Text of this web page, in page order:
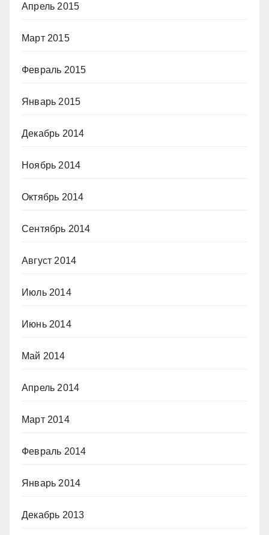
Апрель 2015
Март 2015
Февраль 2015
Январь 2015
Декабрь 2014
Ноябрь 2014
Октябрь 2014
Сентябрь 2014
Август 2014
Июль 2014
Июнь 2014
Май 2014
Апрель 2014
Март 2014
Февраль 2014
Январь 2014
Декабрь 2013